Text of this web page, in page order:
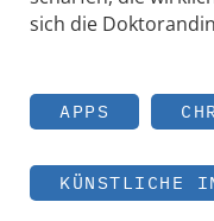
sich die
APPS
KÜNSTLICHE